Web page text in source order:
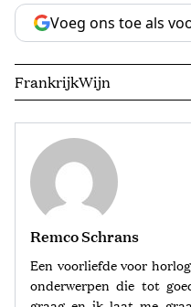
Voeg ons toe als
FrankrijkWijn
Remco Schrans
Een voorliefde voor
onderwerpen die tot